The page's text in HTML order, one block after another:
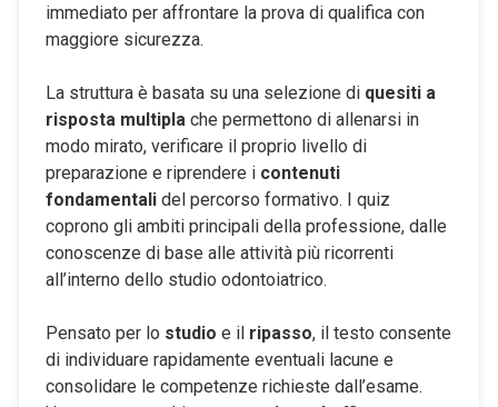
immediato per affrontare la prova di qualifica con
maggiore sicurezza.
La struttura è basata su una selezione di quesiti a
risposta multipla che permettono di allenarsi in
modo mirato, verificare il proprio livello di
preparazione e riprendere i contenuti
fondamentali del percorso formativo. I quiz
coprono gli ambiti principali della professione, dalle
conoscenze di base alle attività più ricorrenti
all’interno dello studio odontoiatrico.
Pensato per lo studio e il ripasso, il testo consente
di individuare rapidamente eventuali lacune e
consolidare le competenze richieste dall’esame.